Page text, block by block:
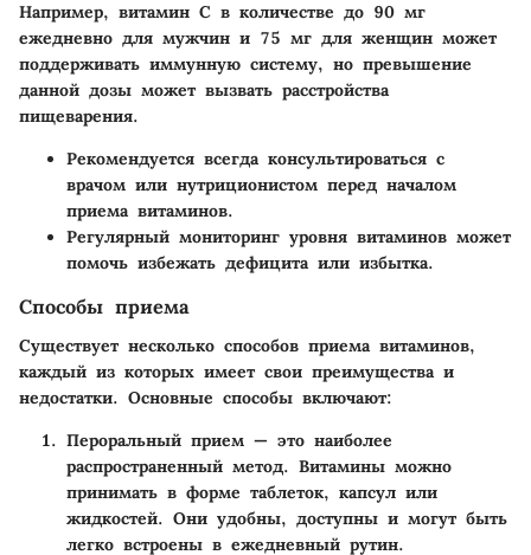
Например, витамин С в количестве до 90 мг
ежедневно для мужчин и 75 мг для женщин может
поддерживать иммунную систему, но превышение
данной дозы может вызвать расстройства
пищеварения.
Рекомендуется всегда консультироваться с
врачом или нутриционистом перед началом
приема витаминов.
Регулярный мониторинг уровня витаминов может
помочь избежать дефицита или избытка.
Способы приема
Существует несколько способов приема витаминов,
каждый из которых имеет свои преимущества и
недостатки. Основные способы включают:
Пероральный прием — это наиболее
распространенный метод. Витамины можно
принимать в форме таблеток, капсул или
жидкостей. Они удобны, доступны и могут быть
легко встроены в ежедневный рутин.